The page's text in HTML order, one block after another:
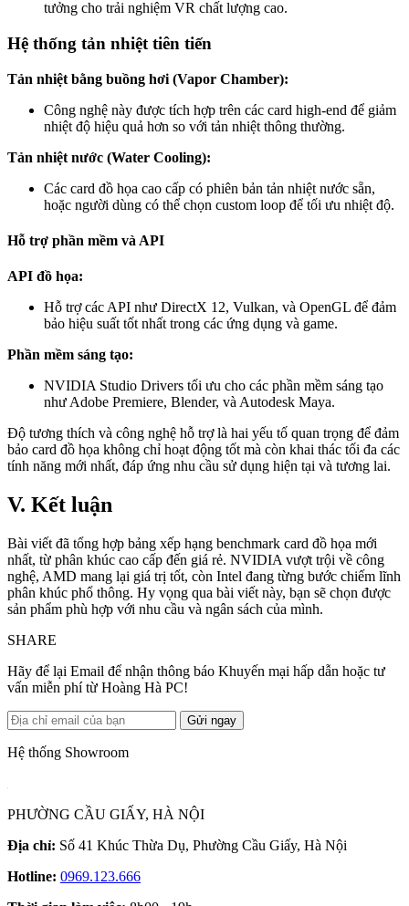
tưởng cho trải nghiệm VR chất lượng cao.
Hệ thống tản nhiệt tiên tiến
Tản nhiệt bằng buồng hơi (Vapor Chamber):
Công nghệ này được tích hợp trên các card high-end để giảm
nhiệt độ hiệu quả hơn so với tản nhiệt thông thường.
Tản nhiệt nước (Water Cooling):
Các card đồ họa cao cấp có phiên bản tản nhiệt nước sẵn,
hoặc người dùng có thể chọn custom loop để tối ưu nhiệt độ.
Hỗ trợ phần mềm và API
API đồ họa:
Hỗ trợ các API như DirectX 12, Vulkan, và OpenGL để đảm
bảo hiệu suất tốt nhất trong các ứng dụng và game.
Phần mềm sáng tạo:
NVIDIA Studio Drivers tối ưu cho các phần mềm sáng tạo
như Adobe Premiere, Blender, và Autodesk Maya.
Độ tương thích và công nghệ hỗ trợ là hai yếu tố quan trọng để đảm
bảo card đồ họa không chỉ hoạt động tốt mà còn khai thác tối đa các
tính năng mới nhất, đáp ứng nhu cầu sử dụng hiện tại và tương lai.
V. Kết luận
Bài viết đã tổng hợp bảng xếp hạng benchmark card đồ họa mới
nhất, từ phân khúc cao cấp đến giá rẻ. NVIDIA vượt trội về công
nghệ, AMD mang lại giá trị tốt, còn Intel đang từng bước chiếm lĩnh
phân khúc phổ thông. Hy vọng qua bài viết này, bạn sẽ chọn được
sản phẩm phù hợp với nhu cầu và ngân sách của mình.
SHARE
Hãy để lại Email để nhận thông báo Khuyến mại hấp dẫn hoặc tư
vấn miễn phí từ Hoàng Hà PC!
Gửi ngay
Hệ thống Showroom
PHƯỜNG CẦU GIẤY, HÀ NỘI
Địa chỉ: Số 41 Khúc Thừa Dụ, Phường Cầu Giấy, Hà Nội
Hotline: 0969.123.666